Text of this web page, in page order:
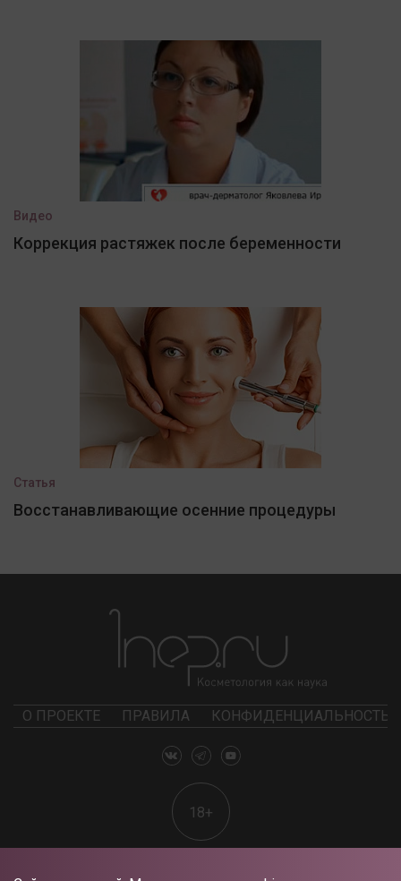
Видео
Коррекция растяжек после беременности
Статья
Восстанавливающие осенние процедуры
О ПРОЕКТЕ ПРАВИЛА КОНФИДЕНЦИАЛЬНОСТЬ
18+